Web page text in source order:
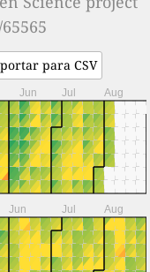
para CSV
Jun Jul Aug
Jun Jul Aug